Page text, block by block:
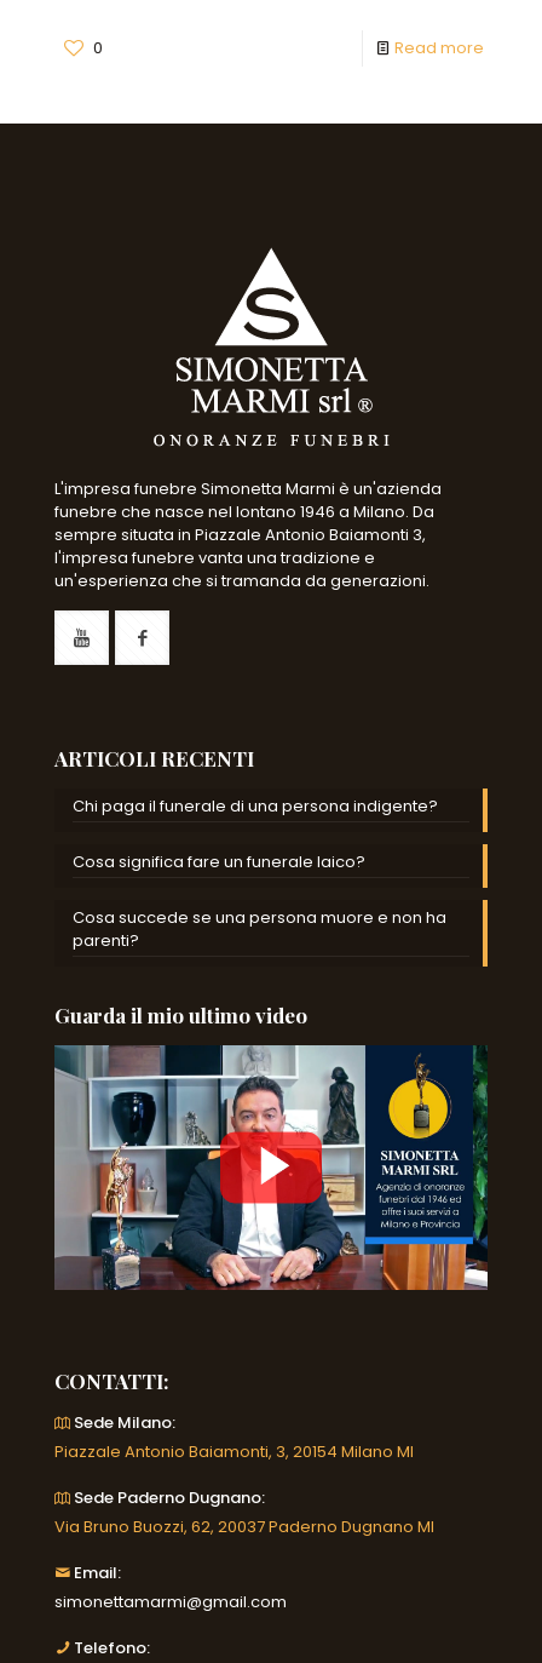
0 Read more
L'impresa funebre Simonetta Marmi è un'azienda
funebre che nasce nel lontano 1946 a Milano. Da
sempre situata in Piazzale Antonio Baiamonti 3,
l'impresa funebre vanta una tradizione e
un'esperienza che si tramanda da generazioni.
ARTICOLI RECENTI
Chi paga il funerale di una persona indigente?
Cosa significa fare un funerale laico?
Cosa succede se una persona muore e non ha
parenti?
Guarda il mio ultimo video
CONTATTI:
Sede Milano:
Piazzale Antonio Baiamonti, 3, 20154 Milano MI
Sede Paderno Dugnano:
Via Bruno Buozzi, 62, 20037 Paderno Dugnano MI
Email:
simonettamarmi@gmail.com
Telefono: